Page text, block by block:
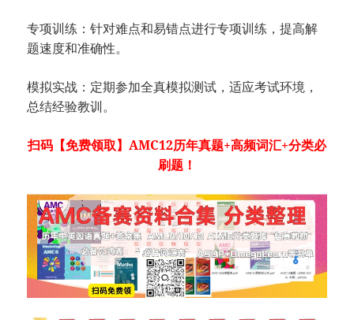
专项训练：针对难点和易错点进行专项训练，提高解
题速度和准确性。
模拟实战：定期参加全真模拟测试，适应考试环境，
总结经验教训。
扫码【免费领取】AMC12历年真题+高频词汇+分类必
刷题！